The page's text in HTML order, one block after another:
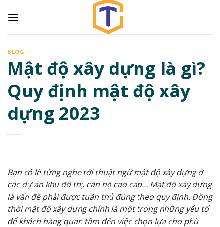
BLOG
Mật độ xây dựng là gì?
Quy định mật độ xây
dựng 2023
Bạn có lẽ từng nghe tới thuật ngữ mật độ xây dựng ở
các dự án khu đô thị, căn hộ cao cấp… Mật độ xây dựng
là vấn đề phải được tuân thủ đúng theo quy định. Đồng
thời mật độ xây dựng chính là một trong những yếu tố
để khách hàng quan tâm đến việc chọn lựa cho phù